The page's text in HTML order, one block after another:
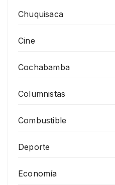
Chuquisaca
Cine
Cochabamba
Columnistas
Combustible
Deporte
Economía